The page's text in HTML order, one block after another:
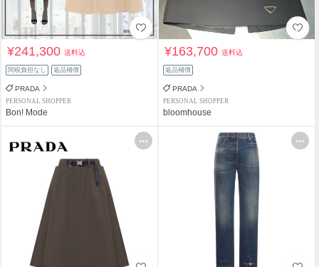
¥241,300送料込
関税負担なし 返品補償
PRADA
PERSONAL SHOPPER
Bon! Mode
¥163,700送料込
返品補償
PRADA
PERSONAL SHOPPER
bloomhouse